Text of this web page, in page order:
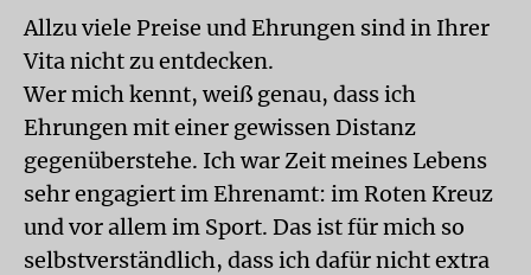
Allzu viele Preise und Ehrungen sind in Ihrer
Vita nicht zu entdecken.
Wer mich kennt, weiß genau, dass ich
Ehrungen mit einer gewissen Distanz
gegenüberstehe. Ich war Zeit meines Lebens
sehr engagiert im Ehrenamt: im Roten Kreuz
und vor allem im Sport. Das ist für mich so
selbstverständlich, dass ich dafür nicht extra